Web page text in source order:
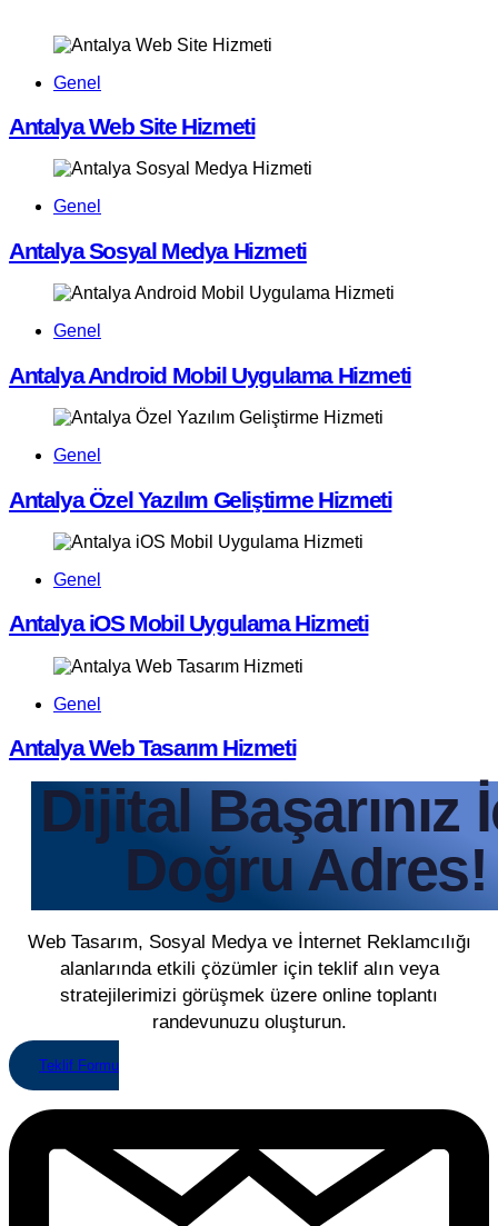
Genel
Antalya Web Site Hizmeti
Genel
Antalya Sosyal Medya Hizmeti
Genel
Antalya Android Mobil Uygulama Hizmeti
Genel
Antalya Özel Yazılım Geliştirme Hizmeti
Genel
Antalya iOS Mobil Uygulama Hizmeti
Genel
Antalya Web Tasarım Hizmeti
Dijital Başarınız
Doğru Adres!
Web Tasarım, Sosyal Medya ve İnternet Reklamcılığı
alanlarında etkili çözümler için teklif alın veya
stratejilerimizi görüşmek üzere online toplantı
randevunuzu oluşturun.
Teklif Formu